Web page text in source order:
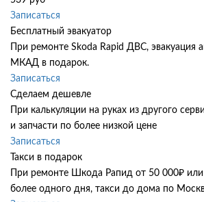
Записаться
Бесплатный эвакуатор
При ремонте Skoda Rapid ДВС, эвакуация
МКАД в подарок.
Записаться
Сделаем дешевле
При калькуляции на руках из другого
и запчасти по более низкой цене
Записаться
Такси в подарок
При ремонте Шкода Рапид от 50 000₽
более одного дня, такси до дома по